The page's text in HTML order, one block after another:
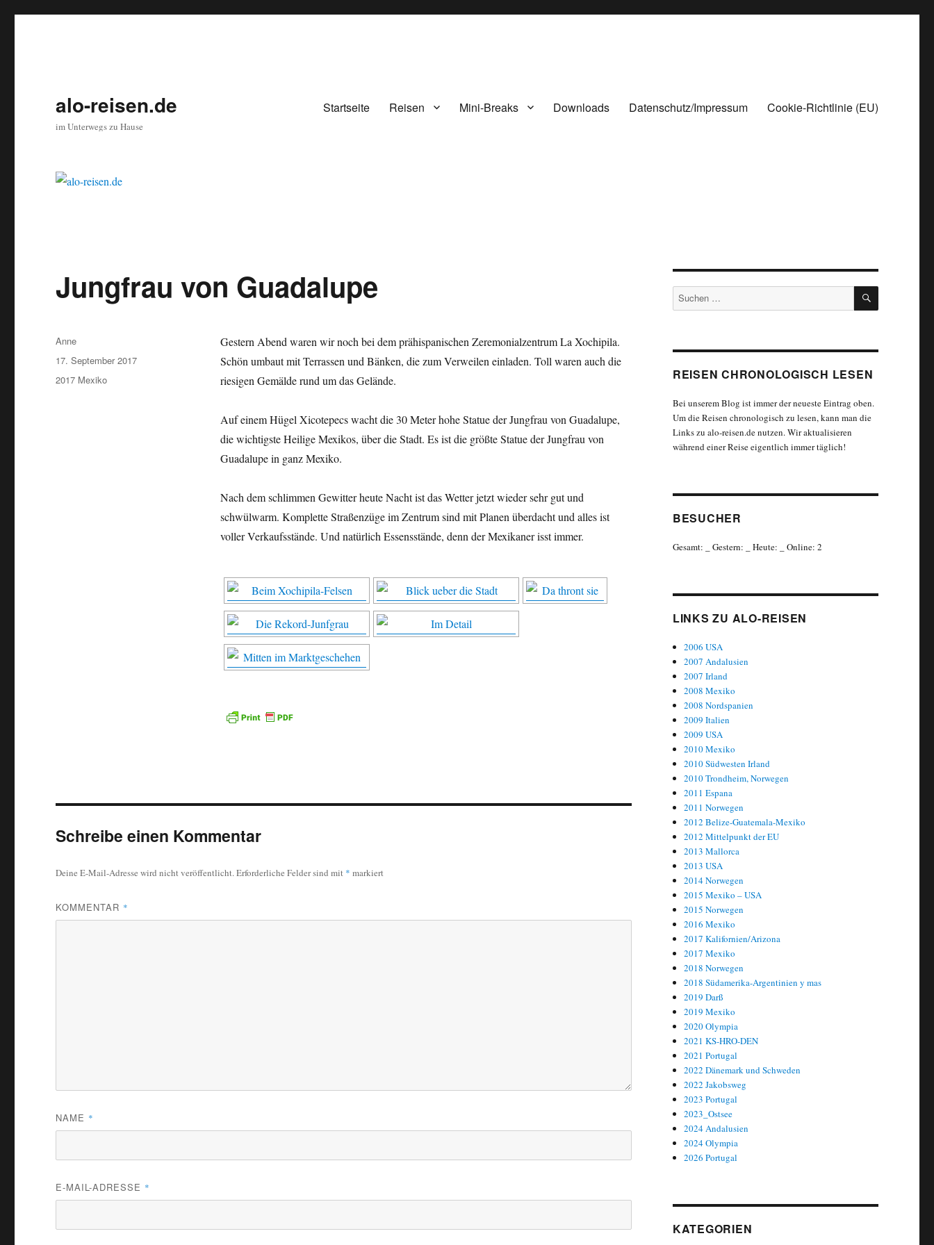
alo-reisen.de
im Unterwegs zu Hause
Startseite Reisen Mini-Breaks Downloads Datenschutz/Impressum Cookie-Richtlinie (EU)
Jungfrau von Guadalupe
Gestern Abend waren wir noch bei dem prähispanischen Zeremonialzentrum La Xochipila.
Schön umbaut mit Terrassen und Bänken, die zum Verweilen einladen. Toll waren auch die
riesigen Gemälde rund um das Gelände.
Auf einem Hügel Xicotepecs wacht die 30 Meter hohe Statue der Jungfrau von Guadalupe,
die wichtigste Heilige Mexikos, über die Stadt. Es ist die größte Statue der Jungfrau von
Guadalupe in ganz Mexiko.
Nach dem schlimmen Gewitter heute Nacht ist das Wetter jetzt wieder sehr gut und
schwülwarm. Komplette Straßenzüge im Zentrum sind mit Planen überdacht und alles ist
voller Verkaufsstände. Und natürlich Essensstände, denn der Mexikaner isst immer.
Autor
Anne
Veröffentlicht
am
17. September 2017
Kategorien
2017 Mexiko
Schreibe einen Kommentar
Deine E-Mail-Adresse wird nicht veröffentlicht.Erforderliche Felder sind mit * markiert
KOMMENTAR *
NAME *
E-MAIL-ADRESSE *
Suchen
nach:
SUCHEN
REISEN CHRONOLOGISCH LESEN
Bei unserem Blog ist immer der neueste Eintrag oben.
Um die Reisen chronologisch zu lesen, kann man die
Links zu alo-reisen.de nutzen. Wir aktualisieren
während einer Reise eigentlich immer täglich!
BESUCHER
Gesamt: Gestern: Heute: Online: 2
LINKS ZU ALO-REISEN
2006 USA
2007 Andalusien
2007 Irland
2008 Mexiko
2008 Nordspanien
2009 Italien
2009 USA
2010 Mexiko
2010 Südwesten Irland
2010 Trondheim, Norwegen
2011 Espana
2011 Norwegen
2012 Belize-Guatemala-Mexiko
2012 Mittelpunkt der EU
2013 Mallorca
2013 USA
2014 Norwegen
2015 Mexiko – USA
2015 Norwegen
2016 Mexiko
2017 Kalifornien/Arizona
2017 Mexiko
2018 Norwegen
2018 Südamerika-Argentinien y mas
2019 Darß
2019 Mexiko
2020 Olympia
2021 KS-HRO-DEN
2021 Portugal
2022 Dänemark und Schweden
2022 Jakobsweg
2023 Portugal
2023_Ostsee
2024 Andalusien
2024 Olympia
2026 Portugal
KATEGORIEN